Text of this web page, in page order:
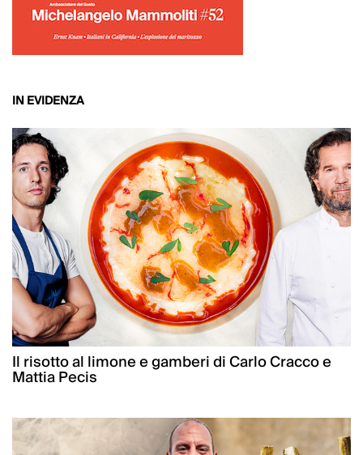
IN EVIDENZA
Il risotto al limone e gamberi di Carlo Cracco e
Mattia Pecis